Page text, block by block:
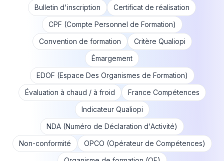
Bulletin d'inscription
Certificat de réalisation
CPF (Compte Personnel de Formation)
Convention de formation
Critère Qualiopi
Émargement
EDOF (Espace Des Organismes de Formation)
Évaluation à chaud / à froid
France Compétences
Indicateur Qualiopi
NDA (Numéro de Déclaration d'Activité)
Non-conformité
OPCO (Opérateur de Compétences)